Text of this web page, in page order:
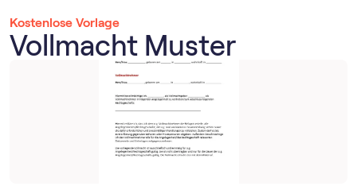
Kostenlose Vorlage
Vollmacht Muster